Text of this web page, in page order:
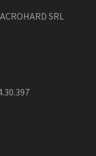
SRL